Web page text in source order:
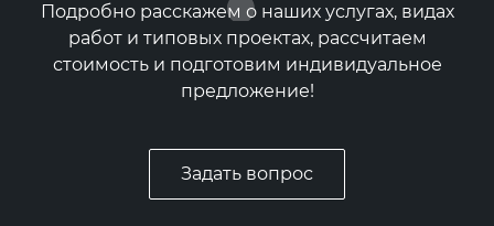
Подробно расскажем о наших услугах, видах
работ и типовых проектах, рассчитаем
стоимость и подготовим индивидуальное
предложение!
Задать вопрос